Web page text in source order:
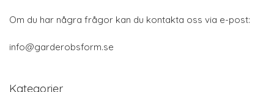
Om du har några frågor kan du kontakta oss via e-post:
info@garderobsform.se
Kategorier